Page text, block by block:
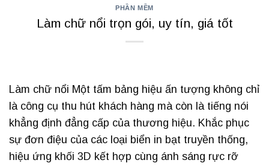
PHẦN MỀM
Làm chữ nổi trọn gói, uy tín, giá tốt
Làm chữ nổi Một tấm bảng hiệu ấn tượng không chỉ
là công cụ thu hút khách hàng mà còn là tiếng nói
khẳng định đẳng cấp của thương hiệu. Khắc phục
sự đơn điệu của các loại biển in bạt truyền thống,
hiệu ứng khối 3D kết hợp cùng ánh sáng rực rỡ